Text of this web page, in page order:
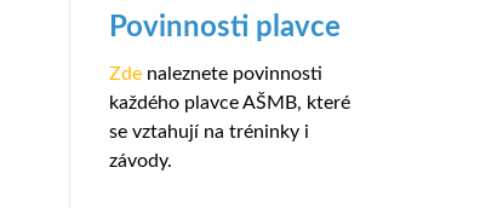
Povinnosti plavce
Zdenaleznete povinnosti
každého plavce AŠMB, které
se vztahují na tréninky i
závody.